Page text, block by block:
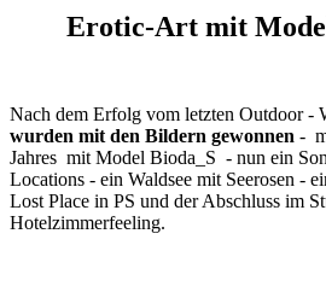
Erotic-Art mit
Nach dem Erfolg vom letzten Outdoor -
wurden mit den Bildern gewonnen -
Jahres mit Model Bioda_S - nun ein
Locations - ein Waldsee mit Seerosen -
Lost Place in PS und der Abschluss im
Hotelzimmerfeeling.